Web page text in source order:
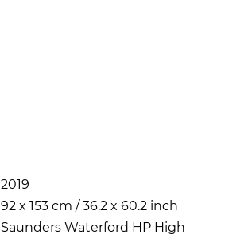
2019
92 x 153 cm / 36.2 x 60.2 inch
Saunders Waterford HP High